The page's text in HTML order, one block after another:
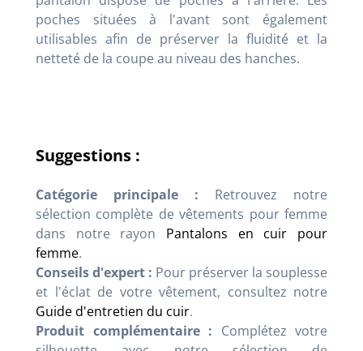
poches situées à l'avant sont également
utilisables afin de préserver la fluidité et la
netteté de la coupe au niveau des hanches.
Suggestions :
Catégorie principale : Retrouvez notre
sélection complète de vêtements pour femme
dans notre rayon Pantalons en cuir pour
femme.
Conseils d'expert : Pour préserver la souplesse
et l'éclat de votre vêtement, consultez notre
Guide d'entretien du cuir.
Produit complémentaire : Complétez votre